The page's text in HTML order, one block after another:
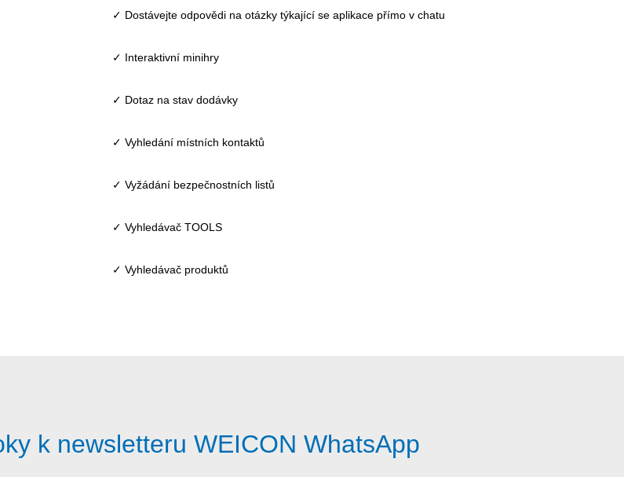
✓ Dostávejte odpovědi na otázky týkající se aplikace přímo v chatu
✓ Interaktivní minihry
✓ Dotaz na stav dodávky
✓ Vyhledání místních kontaktů
✓ Vyžádání bezpečnostních listů
✓ Vyhledávač TOOLS
✓ Vyhledávač produktů
k newsletteru WEICON WhatsApp